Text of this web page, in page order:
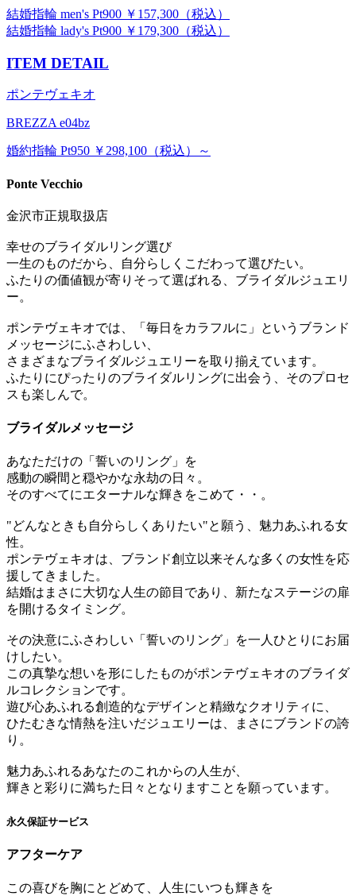
結婚指輪 men's Pt900 ￥157,300（税込）
結婚指輪 lady's Pt900 ￥179,300（税込）
ITEM DETAIL
ポンテヴェキオ
BREZZA e04bz
婚約指輪 Pt950 ￥298,100（税込）～
Ponte Vecchio
金沢市正規取扱店
幸せのブライダルリング選び
一生のものだから、自分らしくこだわって選びたい。
ふたりの価値観が寄りそって選ばれる、ブライダルジュエリ
ー。
ポンテヴェキオでは、「毎日をカラフルに」というブランド
メッセージにふさわしい、
さまざまなブライダルジュエリーを取り揃えています。
ふたりにぴったりのブライダルリングに出会う、そのプロセ
スも楽しんで。
ブライダルメッセージ
あなただけの「誓いのリング」を
感動の瞬間と穏やかな永劫の日々。
そのすべてにエターナルな輝きをこめて・・。
"どんなときも自分らしくありたい"と願う、魅力あふれる女
性。
ポンテヴェキオは、ブランド創立以来そんな多くの女性を応
援してきました。
結婚はまさに大切な人生の節目であり、新たなステージの扉
を開けるタイミング。
その決意にふさわしい「誓いのリング」を一人ひとりにお届
けしたい。
この真摯な想いを形にしたものがポンテヴェキオのブライダ
ルコレクションです。
遊び心あふれる創造的なデザインと精緻なクオリティに、
ひたむきな情熱を注いだジュエリーは、まさにブランドの誇
り。
魅力あふれるあなたのこれからの人生が、
輝きと彩りに満ちた日々となりますことを願っています。
永久保証サービス
アフターケア
この喜びを胸にとどめて、人生にいつも輝きを